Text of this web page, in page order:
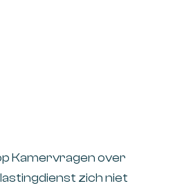
Kamervragen over
zich niet